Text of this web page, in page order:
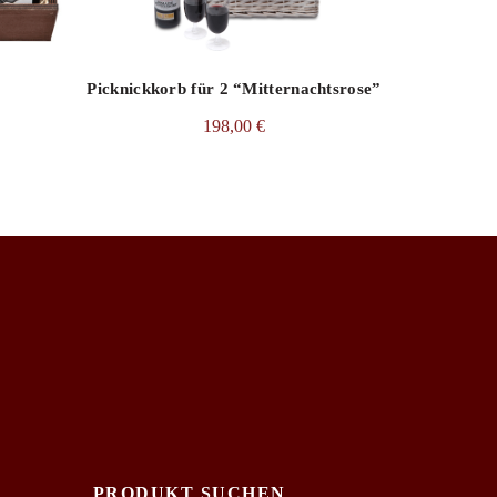
Picknickkorb für 2 “Mitternachtsrose”
198,00 €
PRODUKT SUCHEN